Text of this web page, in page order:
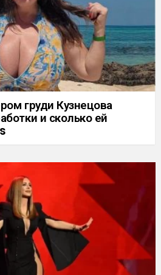
груди Кузнецова
и сколько ей